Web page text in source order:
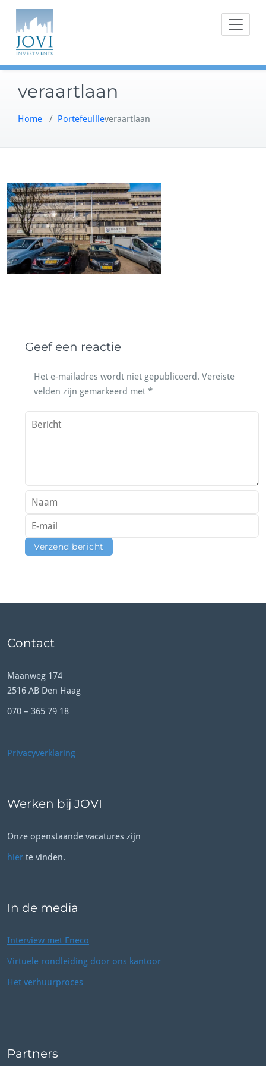
Doorgaan
inhoud
veraartlaan
Home / Portefeuilleveraartlaan
Geef een reactie
Het e-mailadres wordt niet gepubliceerd. Vereiste
velden zijn gemarkeerd met *
Contact
Maanweg 174
2516 AB Den Haag
070 – 365 79 18
Privacyverklaring
Werken bij JOVI
Onze openstaande vacatures zijn
hier te vinden.
In de media
Interview met Eneco
Virtuele rondleiding door ons kantoor
Het verhuurproces
Partners